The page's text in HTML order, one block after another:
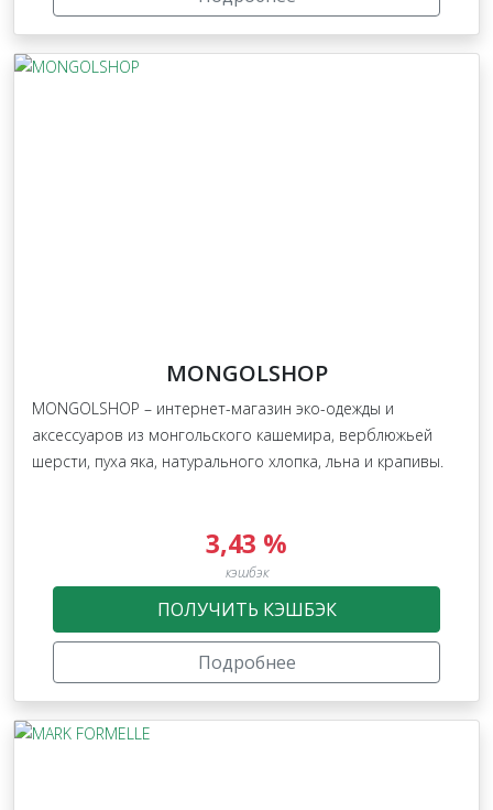
MONGOLSHOP
MONGOLSHOP – интернет-магазин эко-одежды и
аксессуаров из монгольского кашемира, верблюжьей
шерсти, пуха яка, натурального хлопка, льна и крапивы.
3,43 %
кэшбэк
ПОЛУЧИТЬ КЭШБЭК
Подробнее